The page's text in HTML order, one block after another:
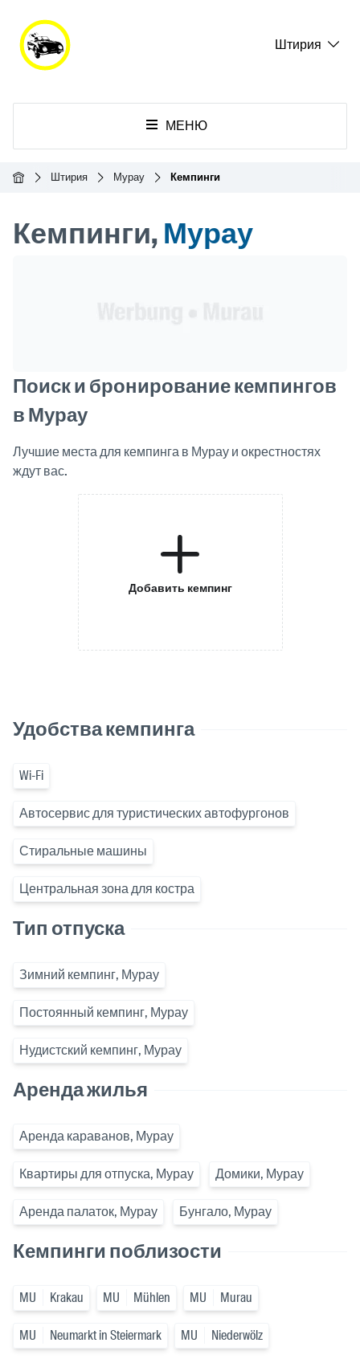
Штирия
МЕНЮ
ГлавнаяШтирия Мурау Кемпинги
Кемпинги,Мурау
Поиск и бронирование кемпингов
в Мурау
Лучшие места для кемпинга в Мурау и окрестностях
ждут вас.
Добавить кемпинг
Удобства кемпинга
Wi-Fi
Автосервис для туристических автофургонов
Стиральные машины
Центральная зона для костра
Тип отпуска
Зимний кемпинг, Мурау
Постоянный кемпинг, Мурау
Нудистский кемпинг, Мурау
Аренда жилья
Аренда караванов, Мурау
Квартиры для отпуска, Мурау Домики, Мурау
Аренда палаток, Мурау Бунгало, Мурау
Кемпинги поблизости
MU Krakau MU Mühlen MU Murau
MU Neumarkt in Steiermark MU Niederwölz